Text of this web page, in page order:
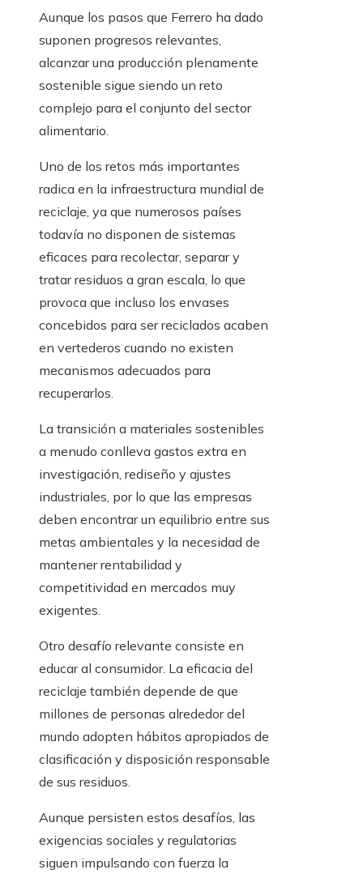
Aunque los pasos que Ferrero ha dado
suponen progresos relevantes,
alcanzar una producción plenamente
sostenible sigue siendo un reto
complejo para el conjunto del sector
alimentario.
Uno de los retos más importantes
radica en la infraestructura mundial de
reciclaje, ya que numerosos países
todavía no disponen de sistemas
eficaces para recolectar, separar y
tratar residuos a gran escala, lo que
provoca que incluso los envases
concebidos para ser reciclados acaben
en vertederos cuando no existen
mecanismos adecuados para
recuperarlos.
La transición a materiales sostenibles
a menudo conlleva gastos extra en
investigación, rediseño y ajustes
industriales, por lo que las empresas
deben encontrar un equilibrio entre sus
metas ambientales y la necesidad de
mantener rentabilidad y
competitividad en mercados muy
exigentes.
Otro desafío relevante consiste en
educar al consumidor. La eficacia del
reciclaje también depende de que
millones de personas alrededor del
mundo adopten hábitos apropiados de
clasificación y disposición responsable
de sus residuos.
Aunque persisten estos desafíos, las
exigencias sociales y regulatorias
siguen impulsando con fuerza la